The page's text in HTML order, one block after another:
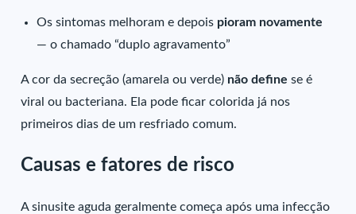
Os sintomas melhoram e depois pioram novamente
— o chamado “duplo agravamento”
A cor da secreção (amarela ou verde) não define se é
viral ou bacteriana. Ela pode ficar colorida já nos
primeiros dias de um resfriado comum.
Causas e fatores de risco
A sinusite aguda geralmente começa após uma infecção